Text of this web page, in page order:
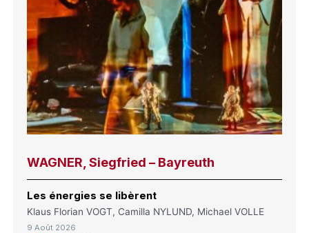
WAGNER, Siegfried – Bayreuth
Les énergies se libèrent
Klaus Florian VOGT, Camilla NYLUND, Michael VOLLE
9 Août 2026